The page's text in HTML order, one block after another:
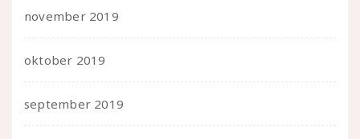
november 2019
oktober 2019
september 2019